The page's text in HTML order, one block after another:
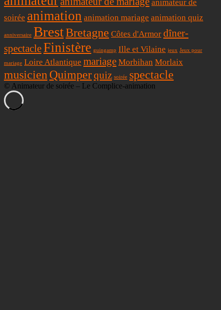
animateur de
soirée animation animation mariage animation quiz
anniversaire BrestBretagne Côtes d'Armor dîner-
spectacleFinistère guingamp Ille et Vilaine jeux Jeux pour
mariage Loire Atlantique mariage Morbihan Morlaix
musicien Quimperquiz soirée spectacle
© Animateur de soirée – Le Complice-animation